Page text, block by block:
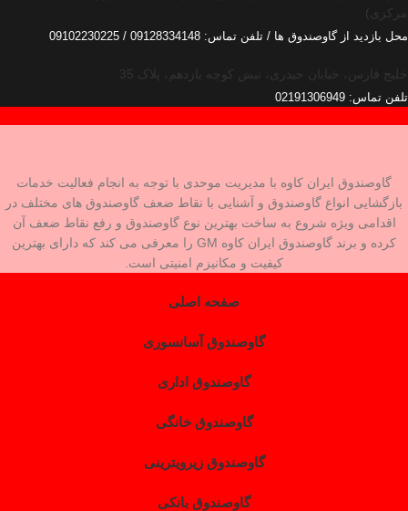
مرکزی)
محل بازدید از گاوصندوق ها / تلفن تماس: 09128334148 / 09102230225
خلیج فارس، خیابان حیدری، نبش کوچه یازدهم، پلاک 35
تلفن تماس: 02191306949
گاوصندوق ایران کاوه با مدیریت موحدی با توجه به انجام فعالیت خدمات
بازگشایی انواع گاوصندوق و آشنایی با نقاط ضعف گاوصندوق های مختلف در
اقدامی ویژه شروع به ساخت بهترین نوع گاوصندوق و رفع نقاط ضعف آن
کرده و برند گاوصندوق ایران کاوه GM را معرفی می کند که دارای بهترین
کیفیت و مکانیزم امنیتی است.
صفحه اصلی
گاوصندوق آسانسوری
گاوصندوق اداری
گاوصندوق خانگی
گاوصندوق زیرویترینی
گاوصندوق بانکی